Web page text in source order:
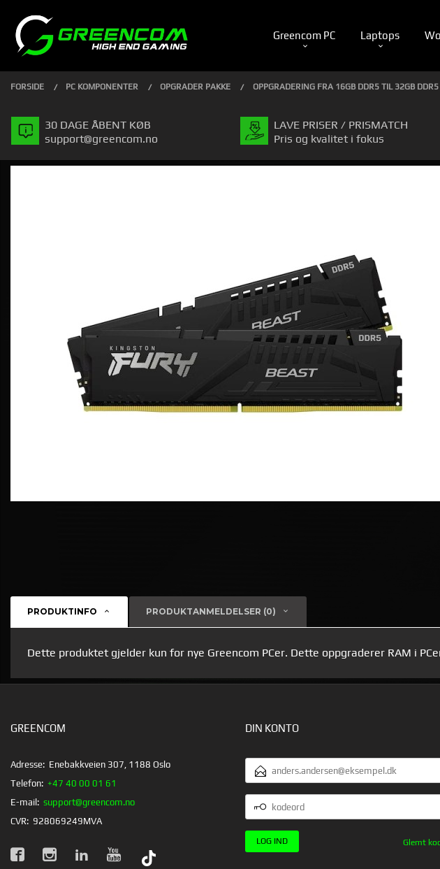
indhold
PRODUKTER
Greencom PC Laptops
FORSIDE PC KOMPONENTER OPGRADER PAKKE OPPGRADERING FRA 16GB DDR5 TIL 32GB
30 DAGE ÅBENT KØB
support@greencom.no
LAVE PRISER / PRISMATCH
Pris og kvalitet i fokus
PRODUKTINFO PRODUKTANMELDELSER (0)
Dette produktet gjelder kun for nye Greencom PCer. Dette oppgraderer RAM i
GREENCOM
Adresse: Enebakkveien 307, 1188 Oslo
Telefon: +47 40 00 01 61
E-mail: support@greencom.no
CVR: 928069249MVA
DIN KONTO
EMAILADRESSE
Glemt